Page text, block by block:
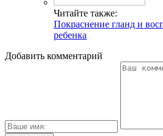
Читайте также:
Покраснение гланд и
ребенка
Добавить комментарий